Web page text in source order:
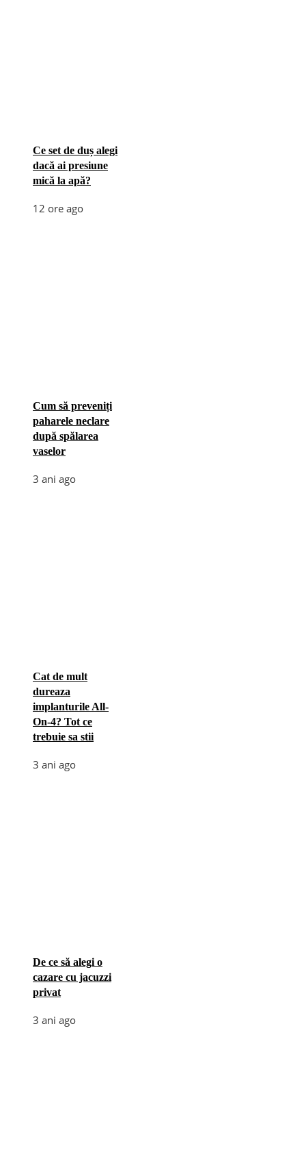
Ce set de duș alegi
dacă ai presiune
mică la apă?
12 ore ago
Cum să preveniți
paharele neclare
după spălarea
vaselor
3 ani ago
Cat de mult
dureaza
implanturile All-
On-4? Tot ce
trebuie sa stii
3 ani ago
De ce să alegi o
cazare cu jacuzzi
privat
3 ani ago